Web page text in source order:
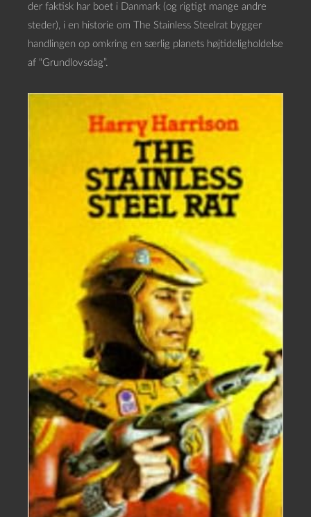
der faktisk har boet i Danmark (og rigtigt mange andre
steder), i en historie om The Stainless Steelrat bygger
handlingen op omkring en særlig planets højtideligholdelse
af “Grundlovsdag”.